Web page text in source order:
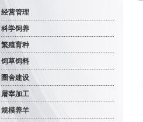
经营管理
科学饲养
繁殖育种
饲草饲料
圈舍建设
屠宰加工
规模养羊